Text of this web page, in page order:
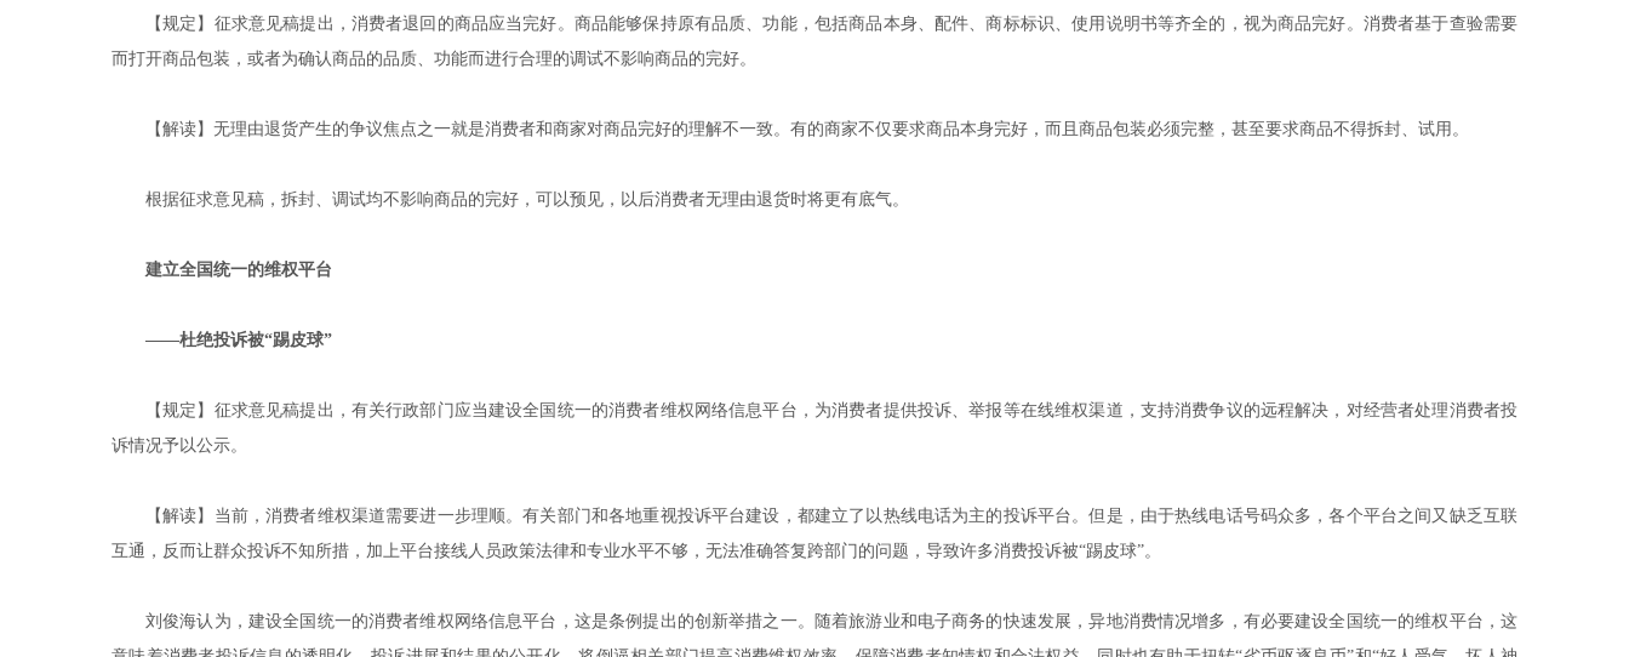
【规定】征求意见稿提出，消费者退回的商品应当完好。商品能够保持原有品质、功能，包括商品本身、配件、商标标识、使用说明书等齐全的，视为商品完好。消费者基于查验需要
而打开商品包装，或者为确认商品的品质、功能而进行合理的调试不影响商品的完好。
【解读】无理由退货产生的争议焦点之一就是消费者和商家对商品完好的理解不一致。有的商家不仅要求商品本身完好，而且商品包装必须完整，甚至要求商品不得拆封、试用。
根据征求意见稿，拆封、调试均不影响商品的完好，可以预见，以后消费者无理由退货时将更有底气。
建立全国统一的维权平台
——杜绝投诉被“踢皮球”
【规定】征求意见稿提出，有关行政部门应当建设全国统一的消费者维权网络信息平台，为消费者提供投诉、举报等在线维权渠道，支持消费争议的远程解决，对经营者处理消费者投
诉情况予以公示。
【解读】当前，消费者维权渠道需要进一步理顺。有关部门和各地重视投诉平台建设，都建立了以热线电话为主的投诉平台。但是，由于热线电话号码众多，各个平台之间又缺乏互联
互通，反而让群众投诉不知所措，加上平台接线人员政策法律和专业水平不够，无法准确答复跨部门的问题，导致许多消费投诉被“踢皮球”。
刘俊海认为，建设全国统一的消费者维权网络信息平台，这是条例提出的创新举措之一。随着旅游业和电子商务的快速发展，异地消费情况增多，有必要建设全国统一的维权平台，这